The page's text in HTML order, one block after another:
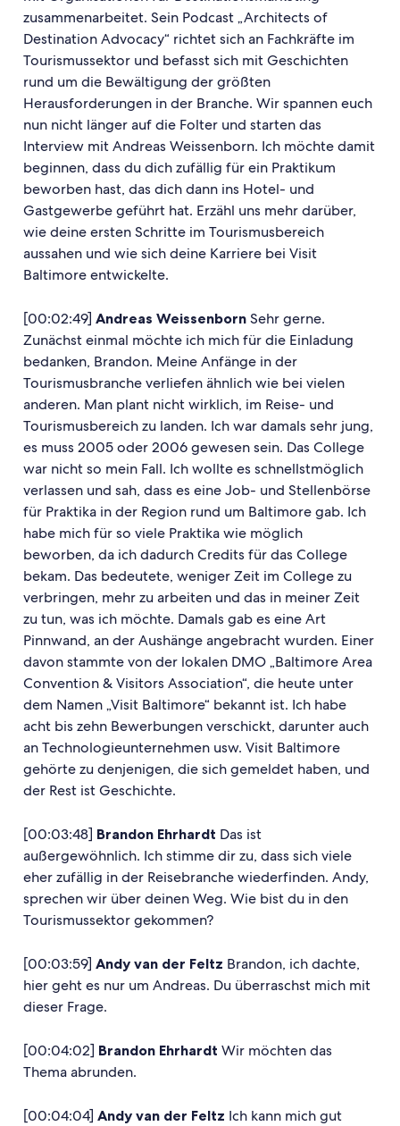
zusammenarbeitet. Sein Podcast „Architects of
Destination Advocacy“ richtet sich an Fachkräfte im
Tourismussektor und befasst sich mit Geschichten
rund um die Bewältigung der größten
Herausforderungen in der Branche. Wir spannen euch
nun nicht länger auf die Folter und starten das
Interview mit Andreas Weissenborn. Ich möchte damit
beginnen, dass du dich zufällig für ein Praktikum
beworben hast, das dich dann ins Hotel- und
Gastgewerbe geführt hat. Erzähl uns mehr darüber,
wie deine ersten Schritte im Tourismusbereich
aussahen und wie sich deine Karriere bei Visit
Baltimore entwickelte.
[00:02:49] Andreas Weissenborn Sehr gerne.
Zunächst einmal möchte ich mich für die Einladung
bedanken, Brandon. Meine Anfänge in der
Tourismusbranche verliefen ähnlich wie bei vielen
anderen. Man plant nicht wirklich, im Reise- und
Tourismusbereich zu landen. Ich war damals sehr jung,
es muss 2005 oder 2006 gewesen sein. Das College
war nicht so mein Fall. Ich wollte es schnellstmöglich
verlassen und sah, dass es eine Job- und Stellenbörse
für Praktika in der Region rund um Baltimore gab. Ich
habe mich für so viele Praktika wie möglich
beworben, da ich dadurch Credits für das College
bekam. Das bedeutete, weniger Zeit im College zu
verbringen, mehr zu arbeiten und das in meiner Zeit
zu tun, was ich möchte. Damals gab es eine Art
Pinnwand, an der Aushänge angebracht wurden. Einer
davon stammte von der lokalen DMO „Baltimore Area
Convention & Visitors Association“, die heute unter
dem Namen „Visit Baltimore“ bekannt ist. Ich habe
acht bis zehn Bewerbungen verschickt, darunter auch
an Technologieunternehmen usw. Visit Baltimore
gehörte zu denjenigen, die sich gemeldet haben, und
der Rest ist Geschichte.
[00:03:48] Brandon Ehrhardt Das ist
außergewöhnlich. Ich stimme dir zu, dass sich viele
eher zufällig in der Reisebranche wiederfinden. Andy,
sprechen wir über deinen Weg. Wie bist du in den
Tourismussektor gekommen?
[00:03:59] Andy van der Feltz Brandon, ich dachte,
hier geht es nur um Andreas. Du überraschst mich mit
dieser Frage.
[00:04:02] Brandon Ehrhardt Wir möchten das
Thema abrunden.
[00:04:04] Andy van der Feltz Ich kann mich gut